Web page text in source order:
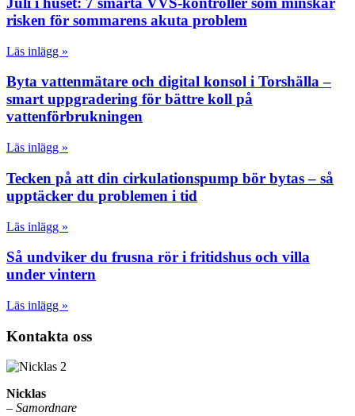
risken för sommarens akuta problem
Läs inlägg »
Byta vattenmätare och digital konsol i Torshälla –
smart uppgradering för bättre koll på
vattenförbrukningen
Läs inlägg »
Tecken på att din cirkulationspump bör bytas – så
upptäcker du problemen i tid
Läs inlägg »
Så undviker du frusna rör i fritidshus och villa
under vintern
Läs inlägg »
Kontakta oss
Nicklas
– Samordnare